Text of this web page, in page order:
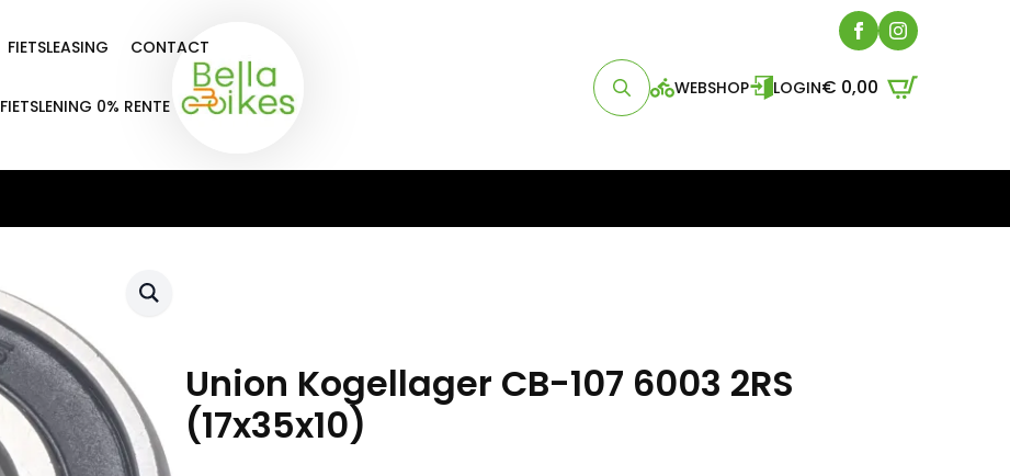
FIETSLEASING CONTACT
FIETSLENING 0% RENTE
WEBSHOP LOGIN€ 0,00
Union Kogellager CB-107 6003 2RS
(17x35x10)